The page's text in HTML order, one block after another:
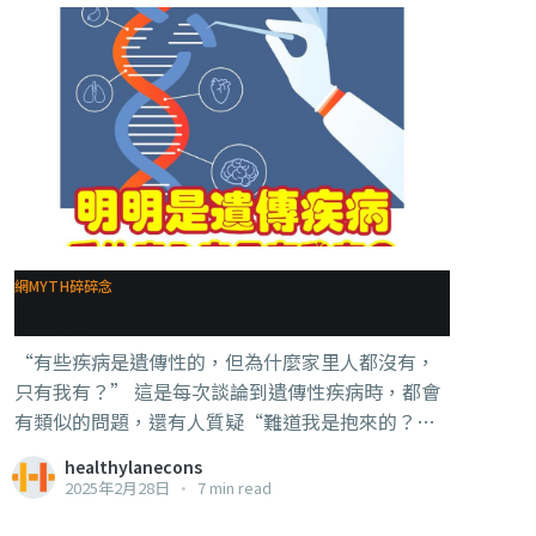
網MYTH碎碎念
“有些疾病是遺傳性的，但為什麼家里人都沒有，
只有我有？” 這是每次談論到遺傳性疾病時，都會
有類似的問題，還有人質疑“難道我是抱來的？”
其實，大家都被字面意思迷惑了，“遺傳”的英文
是genetic，所以問題的重點是在【基因】上。 簡單
healthylanecons
2025年2月28日 • 7 min read